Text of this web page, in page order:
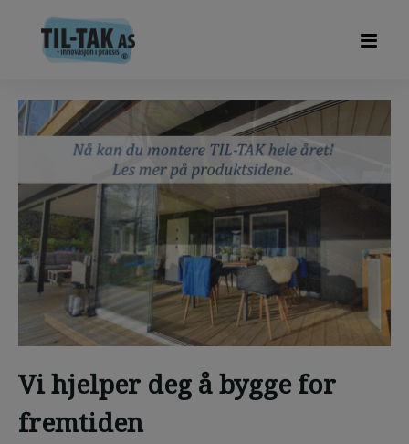
Vi hjelper deg å bygge for
fremtiden